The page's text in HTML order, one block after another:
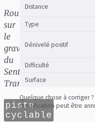
Roulez
sur
le
gravel
du
Sentier
Transcanadien
piste
cyclable
Distance
Type
Dénivelé positif
Difficulté
Surface
Quelque chose à corriger
modification peut être